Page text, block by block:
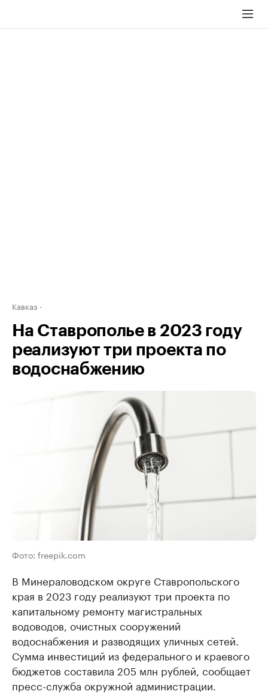
Кавказ
На Ставрополье в 2023 году
реализуют три проекта по
водоснабжению
Фото: freepik.com
В Минераловодском округе Ставропольского
края в 2023 году реализуют три проекта по
капитальному ремонту магистральных
водоводов, очистных сооружений
водоснабжения и разводящих уличных сетей.
Сумма инвестиций из федерального и краевого
бюджетов составила 205 млн рублей, сообщает
пресс-служба окружной администрации.